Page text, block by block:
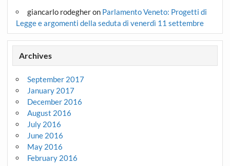
giancarlo rodegheron Parlamento Veneto: Progetti di
Legge e argomenti della seduta di venerdì 11 settembre
Archives
September 2017
January 2017
December 2016
August 2016
July 2016
June 2016
May 2016
February 2016